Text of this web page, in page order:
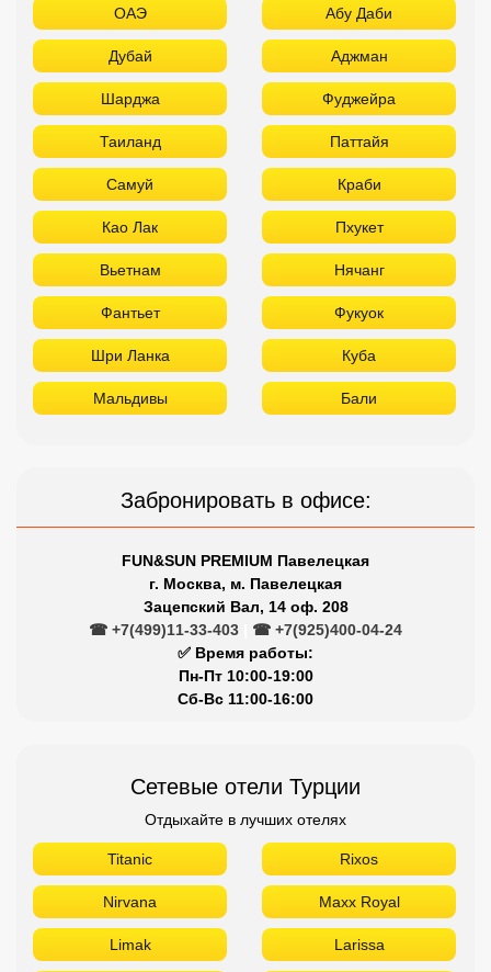
ОАЭ Абу Даби
Дубай Аджман
Шарджа Фуджейра
Таиланд Паттайя
Самуй Краби
Као Лак Пхукет
Вьетнам Нячанг
Фантьет Фукуок
Шри Ланка Куба
Мальдивы Бали
Забронировать в офисе:
FUN&SUN PREMIUM Павелецкая
г. Москва, м. Павелецкая
Зацепский Вал, 14 оф. 208
☎ +7(499)11-33-403
☎ +7(925)400-04-24
✅ Время работы:
Пн-Пт 10:00-19:00
Сб-Вс 11:00-16:00
Сетевые отели Турции
Отдыхайте в лучших отелях
Titanic Rixos
Nirvana Maxx Royal
Limak Larissa